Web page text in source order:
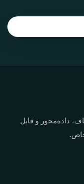
داده‌محور و قابل